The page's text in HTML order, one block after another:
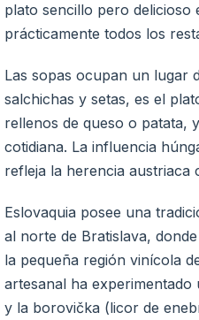
plato sencillo pero delicioso
prácticamente todos los
Las sopas ocupan un lugar
salchichas y setas, es el
rellenos de queso o patata,
cotidiana. La influencia
refleja la herencia austriaca
Eslovaquia posee una
al norte de Bratislava,
la pequeña región vinícola
artesanal ha experimentado
y la borovička (licor de